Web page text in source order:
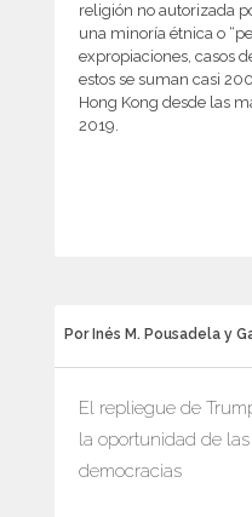
religión no autorizada
una minoría étnica o
expropiaciones, casos
estos se suman casi
Hong Kong desde las
2019.
Por Inés M. Pousadela y
El repliegue de
la oportunidad de las
democracias